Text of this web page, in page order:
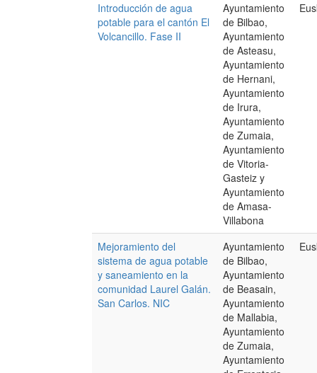
Introducción de agua
potable para el cantón El
Volcancillo. Fase II
Ayuntamiento
de Bilbao,
Ayuntamiento
de Asteasu,
Ayuntamiento
de Hernani,
Ayuntamiento
de Irura,
Ayuntamiento
de Zumaia,
Ayuntamiento
de Vitoria-
Gasteiz y
Ayuntamiento
de Amasa-
Villabona
Mejoramiento del
sistema de agua potable
y saneamiento en la
comunidad Laurel Galán.
San Carlos. NIC
Ayuntamiento
de Bilbao,
Ayuntamiento
de Beasain,
Ayuntamiento
de Mallabia,
Ayuntamiento
de Zumaia,
Ayuntamiento